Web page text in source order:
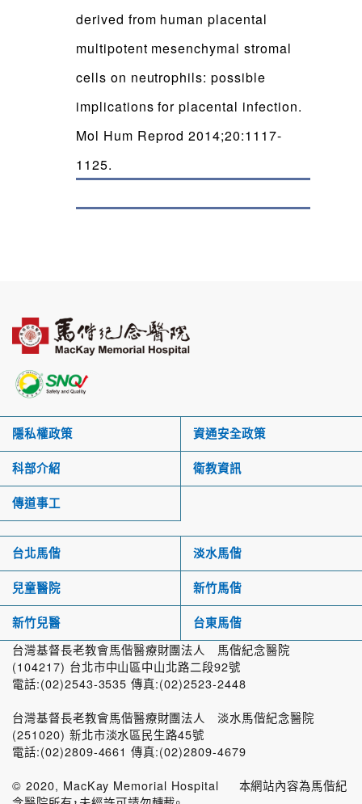
derived from human placental
multipotent mesenchymal stromal
cells on neutrophils: possible
implications for placental infection.
Mol Hum Reprod 2014;20:1117-
1125.
隱私權政策 資通安全政策
科部介紹 衛教資訊
傳道事工
台北馬偕 淡水馬偕
兒童醫院 新竹馬偕
新竹兒醫 台東馬偕
台灣基督長老教會馬偕醫療財團法人 馬偕紀念醫院
(104217) 台北市中山區中山北路二段92號
電話:(02)2543-3535 傳真:(02)2523-2448
台灣基督長老教會馬偕醫療財團法人 淡水馬偕紀念醫院
(251020) 新北市淡水區民生路45號
電話:(02)2809-4661 傳真:(02)2809-4679
© 2020, MacKay Memorial Hospital 本網站內容為馬偕紀